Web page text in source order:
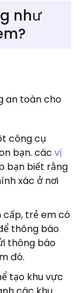
như
an toàn cho
công cụ
bạn. các vị
bạn biết rằng
xác ở nơi
cấp, trẻ em có
thông báo
thông báo
đó.
tạo khu vực